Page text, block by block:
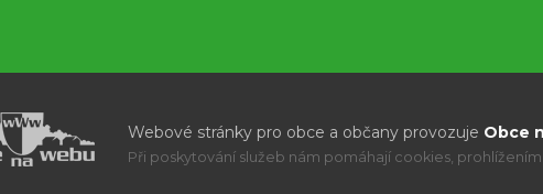
Webové stránky pro obce a občany provozuje Obce
Při poskytování služeb nám pomáhají cookies,